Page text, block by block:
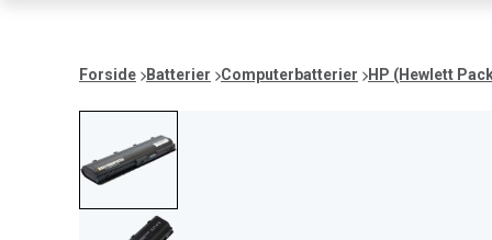
Forside Batterier Computerbatterier HP (Hewlett